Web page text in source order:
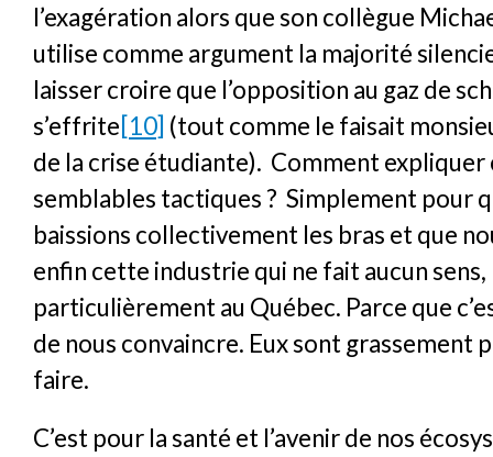
l’exagération alors que son collègue
utilise comme argument la majorité
laisser croire que l’opposition au gaz de
s’effrite[10] (tout comme le faisait
de la crise étudiante). Comment expliquer
semblables tactiques ? Simplement pour
baissions collectivement les bras et que
enfin cette industrie qui ne fait aucun sens,
particulièrement au Québec. Parce que
de nous convaincre. Eux sont grassement
faire.
C’est pour la santé et l’avenir de nos